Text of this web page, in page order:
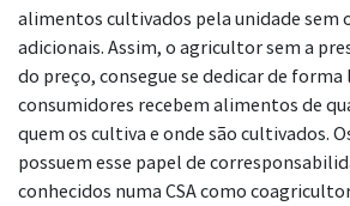
alimentos cultivados pela unidade sem
adicionais. Assim, o agricultor sem a
do preço, consegue se dedicar de forma
consumidores recebem alimentos de
quem os cultiva e onde são cultivados.
possuem esse papel de
conhecidos numa CSA como